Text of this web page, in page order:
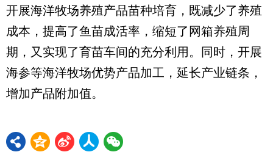
开展海洋牧场养殖产品苗种培育，既减少了养殖
成本，提高了鱼苗成活率，缩短了网箱养殖周
期，又实现了育苗车间的充分利用。同时，开展
海参等海洋牧场优势产品加工，延长产业链条，
增加产品附加值。